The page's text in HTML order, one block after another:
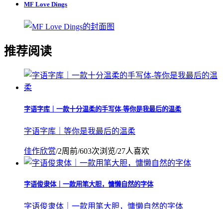
MF Love Dings
推荐阅读
字语字库｜一款十分温柔的手写体-等你是我最后的温柔
字语字库｜等你是我最后的温柔
佳作欣赏/2周前/603次浏览/27人喜欢
字语俊隶体｜一款用笔大胆，慵懒自然的字体
字语俊隶体｜一款用笔大胆，慵懒自然的字体